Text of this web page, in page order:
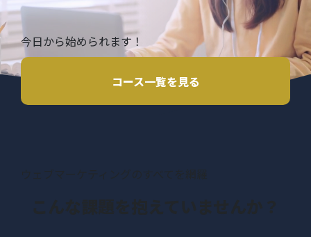
今日から始められます！
コース一覧を見る